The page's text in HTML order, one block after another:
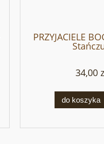
PRZYJACIELE
34,00
do koszyka